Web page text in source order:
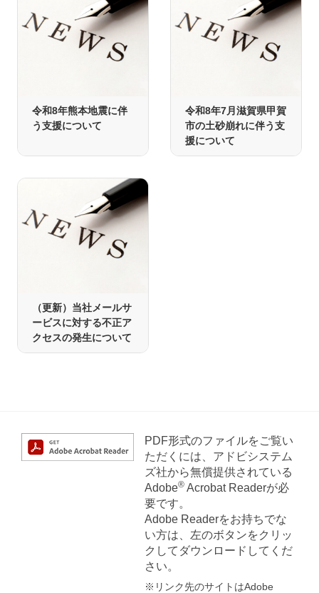
令和8年熊本地震に伴
う支援について
令和8年7月滋賀県甲賀
市の土砂崩れに伴う支
援について
（更新）当社メールサ
ービスに対する不正ア
クセスの発生について
PDF形式のファイルをご覧い
ただくには、アドビシステム
ズ社から無償提供されている
Adobe®Acrobat Readerが必
要です。
Adobe Readerをお持ちでな
い方は、左のボタンをクリッ
クしてダウンロードしてくだ
さい。
※リンク先のサイトはAdobe